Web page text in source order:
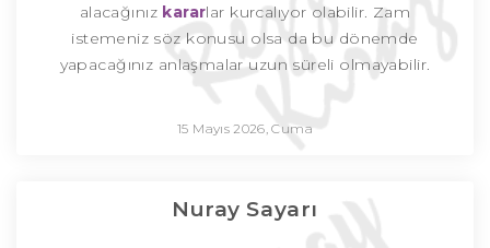
alacağınız kararlar kurcalıyor olabilir. Zam
istemeniz söz konusu olsa da bu dönemde
yapacağınız anlaşmalar uzun süreli olmayabilir.
15 Mayıs 2026, Cuma
Nuray Sayarı